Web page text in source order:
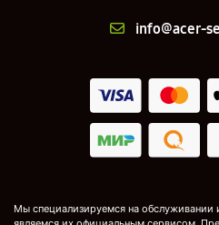
info@acer-
Мы специализируемся на обслуживании